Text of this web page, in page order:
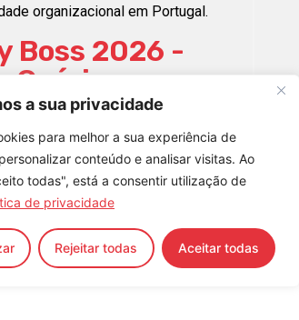
a sua privacidade
para melhor a sua experiência de
conteúdo e analisar visitas. Ao
todas", está a consentir utilização de
de privacidade
Rejeitar todas Aceitar todas
organizacional em Portugal.
Boss 2026 -
Osório
Boss 2025 -
Soares
Works, All rights reserved